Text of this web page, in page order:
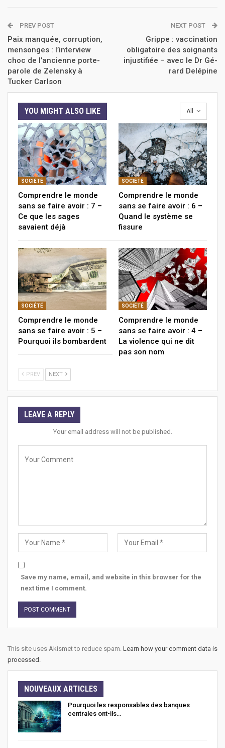
PREV POST
Paix manquée, corruption,
mensonges : l’interview
choc de l’ancienne porte-
parole de Zelensky à
Tucker Carlson
NEXT POST
Grippe : vaccination
obligatoire des soignants
injustifiée – avec le Dr Gé-
rard Delépine
All
YOU MIGHT ALSO LIKE
SOCIÉTÉ
Comprendre le monde
sans se faire avoir : 7 –
Ce que les sages
savaient déjà
SOCIÉTÉ
Comprendre le monde
sans se faire avoir : 6 –
Quand le système se
fissure
SOCIÉTÉ
Comprendre le monde
sans se faire avoir : 5 –
Pourquoi ils bombardent
SOCIÉTÉ
Comprendre le monde
sans se faire avoir : 4 –
La violence qui ne dit
pas son nom
PREV NEXT
LEAVE A REPLY
Your email address will not be published.
Save my name, email, and website in this browser for the
next time I comment.
This site uses Akismet to reduce spam. Learn how your comment data is
processed.
NOUVEAUX ARTICLES
Pourquoi les responsables des banques
centrales ont-ils…